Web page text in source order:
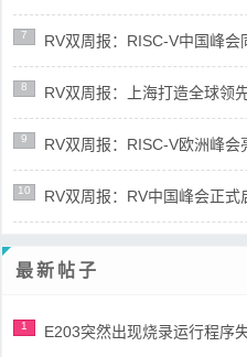
7 RV双周报：RISC-V中国峰
8 RV双周报：上海打造全球领
9 RV双周报：RISC-V欧洲峰
10 RV双周报：RV中国峰会正
最新帖子
1 E203突然出现烧录运行程序